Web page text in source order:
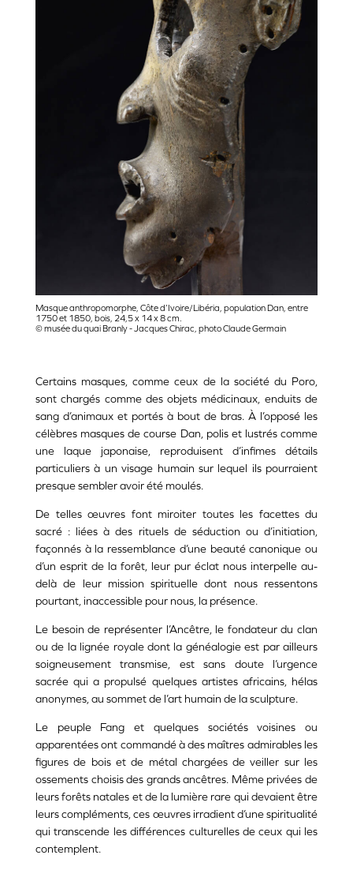
Masque anthropomorphe, Côte d’Ivoire/Libéria, population Dan, entre
1750 et 1850, bois, 24,5 x 14 x 8 cm.
© musée du quai Branly - Jacques Chirac, photo Claude Germain
Certains masques, comme ceux de la société du Poro,
sont chargés comme des objets médicinaux, enduits de
sang d’animaux et portés à bout de bras. À l’opposé les
célèbres masques de course Dan, polis et lustrés comme
une laque japonaise, reproduisent d’infimes détails
particuliers à un visage humain sur lequel ils pourraient
presque sembler avoir été moulés.
De telles œuvres font miroiter toutes les facettes du
sacré : liées à des rituels de séduction ou d’initiation,
façonnés à la ressemblance d’une beauté canonique ou
d’un esprit de la forêt, leur pur éclat nous interpelle au-
delà de leur mission spirituelle dont nous ressentons
pourtant, inaccessible pour nous, la présence.
Le besoin de représenter l’Ancêtre, le fondateur du clan
ou de la lignée royale dont la généalogie est par ailleurs
soigneusement transmise, est sans doute l’urgence
sacrée qui a propulsé quelques artistes africains, hélas
anonymes, au sommet de l’art humain de la sculpture.
Le peuple Fang et quelques sociétés voisines ou
apparentées ont commandé à des maîtres admirables les
figures de bois et de métal chargées de veiller sur les
ossements choisis des grands ancêtres. Même privées de
leurs forêts natales et de la lumière rare qui devaient être
leurs compléments, ces œuvres irradient d’une spiritualité
qui transcende les différences culturelles de ceux qui les
contemplent.